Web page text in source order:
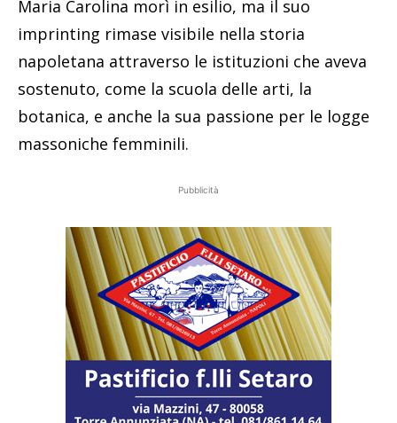
Maria Carolina morì in esilio, ma il suo
imprinting rimase visibile nella storia
napoletana attraverso le istituzioni che aveva
sostenuto, come la scuola delle arti, la
botanica, e anche la sua passione per le logge
massoniche femminili.
Pubblicità